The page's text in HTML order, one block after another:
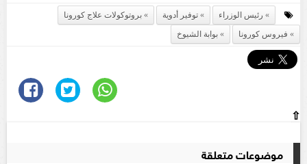
رئيس الوزراء توفير أدوية
بروتوكولات علاج كورونا
فيروس كورونا
بوابة الشيوخ
⇧
موضوعات متعلقة